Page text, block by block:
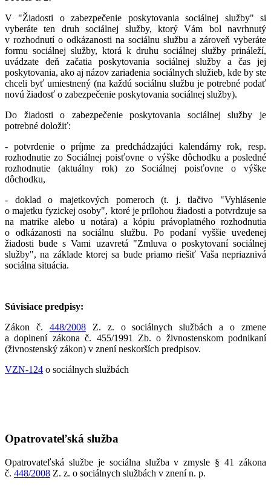
V "Žiadosti o zabezpečenie poskytovania sociálnej služby" si
vyberáte ten druh sociálnej služby, ktorý Vám bol navrhnutý
v rozhodnutí o odkázanosti na sociálnu službu a zároveň vyberáte
formu sociálnej služby, ktorá k druhu sociálnej služby prináleží,
uvádzate deň začatia poskytovania sociálnej služby a čas jej
poskytovania, ako aj názov zariadenia sociálnych služieb, kde by ste
chceli byť umiestnený (na každú sociálnu službu je potrebné podať
novú žiadosť o zabezpečenie poskytovania sociálnej služby).
Do žiadosti o zabezpečenie poskytovania sociálnej služby je
potrebné doložiť:
- potvrdenie o príjme za predchádzajúci kalendárny rok, resp.
rozhodnutie zo Sociálnej poisťovne o výške dôchodku a posledné
rozhodnutie (aktuálny rok) zo Sociálnej poisťovne o výške
dôchodku,
- doklad o majetkových pomeroch (t. j. tlačivo "Vyhlásenie
o majetku fyzickej osoby", ktoré je prílohou žiadosti a potvrdzuje sa
na matrike alebo u notára) a kópiu právoplatného rozhodnutia
o odkázanosti na sociálnu službu. Po podaní vyššie uvedenej
žiadosti bude s Vami uzavretá "Zmluva o poskytovaní sociálnej
služby", na základe ktorej sa bude priamo riešiť Vaša nepriaznivá
sociálna situácia.
Súvisiace predpisy:
Zákon č. 448/2008Z. z. o sociálnych službách a o zmene
a doplnení zákona č. 455/1991 Zb. o živnostenskom podnikaní
(živnostenský zákon) v znení neskorších predpisov.
VZN-124 o sociálnych službách
Opatrovateľská služba
Opatrovateľská službe je sociálna služba v zmysle § 41 zákona
č. 448/2008 Z. z. o sociálnych službách v znení n. p.